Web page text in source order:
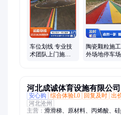
车位划线 专业技
术团队上门施工
陶瓷颗粒施
外场地停车
河北成诚体育设施有限公司
安心购
综合体验L0 回复及时 出
河北沧州
主营： 滑滑梯、原材料、丙烯酸、